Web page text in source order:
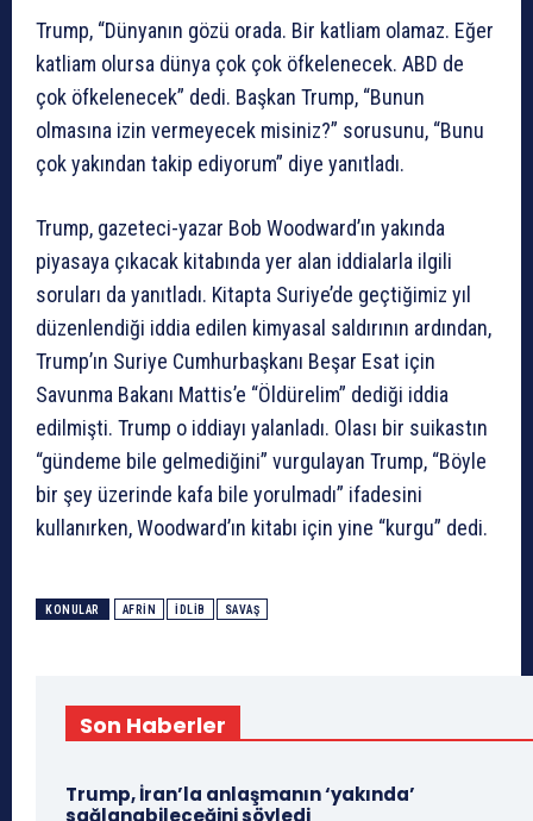
Trump, “Dünyanın gözü orada. Bir katliam olamaz. Eğer
katliam olursa dünya çok çok öfkelenecek. ABD de
çok öfkelenecek” dedi. Başkan Trump, “Bunun
olmasına izin vermeyecek misiniz?” sorusunu, “Bunu
çok yakından takip ediyorum” diye yanıtladı.
Trump, gazeteci-yazar Bob Woodward’ın yakında
piyasaya çıkacak kitabında yer alan iddialarla ilgili
soruları da yanıtladı. Kitapta Suriye’de geçtiğimiz yıl
düzenlendiği iddia edilen kimyasal saldırının ardından,
Trump’ın Suriye Cumhurbaşkanı Beşar Esat için
Savunma Bakanı Mattis’e “Öldürelim” dediği iddia
edilmişti. Trump o iddiayı yalanladı. Olası bir suikastın
“gündeme bile gelmediğini” vurgulayan Trump, “Böyle
bir şey üzerinde kafa bile yorulmadı” ifadesini
kullanırken, Woodward’ın kitabı için yine “kurgu” dedi.
KONULAR AFRIN İDLIB SAVAŞ
Son Haberler
Trump, İran’la anlaşmanın ‘yakında’
sağlanabileceğini söyledi